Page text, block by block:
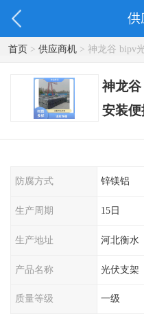
供
首页> 供应商机> 神龙谷 bipv
神龙
安装便
防腐方式 锌镁铝
生产周期 15日
生产地址 河北衡水
产品名称 光伏支架
质量等级 一级